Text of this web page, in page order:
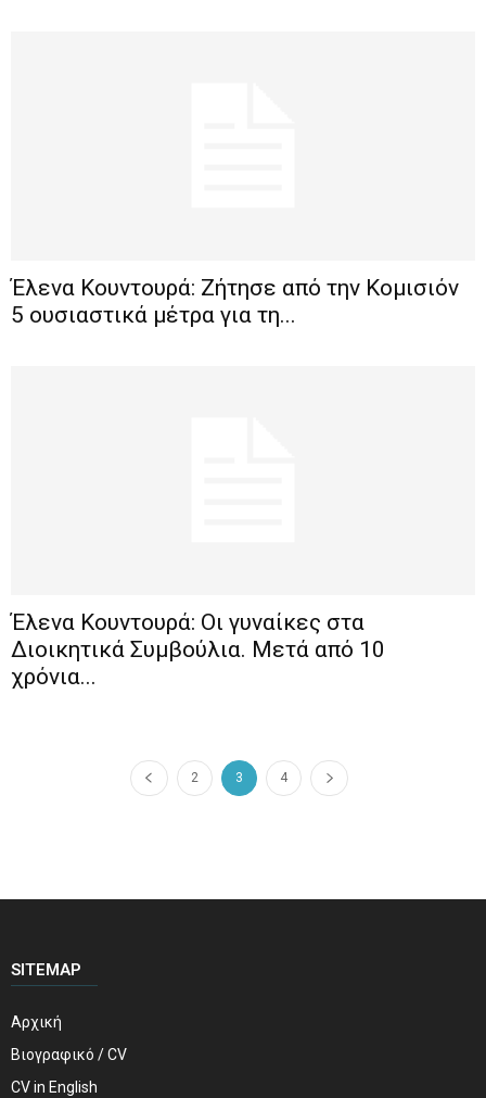
Έλενα Κουντουρά: Ζήτησε από την Κομισιόν
5 ουσιαστικά μέτρα για τη...
Έλενα Κουντουρά: Οι γυναίκες στα
Διοικητικά Συμβούλια. Μετά από 10
χρόνια...
2 3 4
SITEMAP
Αρχική
Βιογραφικό / CV
CV in English